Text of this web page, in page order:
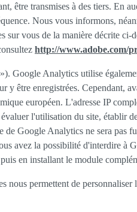
transmises à des tiers. En
Nous vous informons,
vous de la manière décrite
http://www.adobe.com/
Analytics utilise
être enregistrées. Cependant,
européen. L'adresse IP
l'utilisation du site, établir
Google Analytics ne sera pas
avez la possibilité d'interdire à
en installant le module
nous permettent de